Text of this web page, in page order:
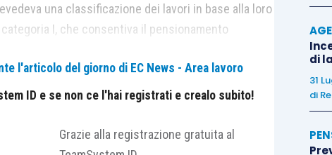
una classificazione dei lavori in base alla loro
I, che consentiva il pensionamento
del 1992 ha abolito tale classificazione a partire dal
i diritti già acquisiti fino al 2016.
la Repubblica Ceca ha applicato
l'articolo del giorno di EC News - Area lavoro
ID e se non ce l'hai registrati e crealo subito!
Grazie alla registrazione gratuita al
di
31
di